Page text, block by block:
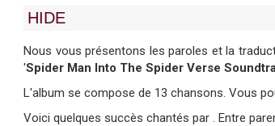
HIDE
Nous vous présentons les paroles et la
'Spider Man Into The Spider Verse
L'album se compose de 13 chansons. Vous
Voici quelques succès chantés par . Entre